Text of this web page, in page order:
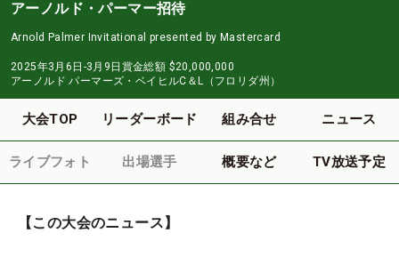
アーノルド・パーマー招待
Arnold Palmer Invitational presented by Mastercard
2025年3月6日-3月9日 賞金総額 $20,000,000
アーノルド パーマーズ・ベイヒルC＆L（フロリダ州）
大会TOP リーダーボード 組み合せ ニュース
ライブフォト 出場選手 概要など TV放送予定
【この大会のニュース】